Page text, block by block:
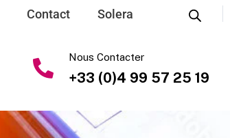
Contact Solera
Nous Contacter
+33 (0)4 99 57 25 19